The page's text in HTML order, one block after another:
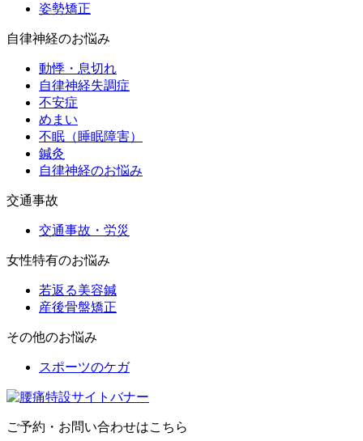
姿勢矯正
自律神経のお悩み
動悸・息切れ
自律神経失調症
不安症
めまい
不眠（睡眠障害）
鍼灸
自律神経のお悩み
交通事故
交通事故・労災
女性特有のお悩み
若返る美容鍼
産後骨盤矯正
その他のお悩み
スポーツのケガ
ご予約・お問い合わせはこちら